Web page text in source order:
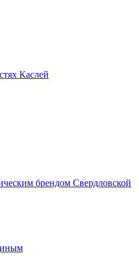
Каслей
брендом Свердловской